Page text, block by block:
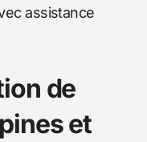
assistance
de
et